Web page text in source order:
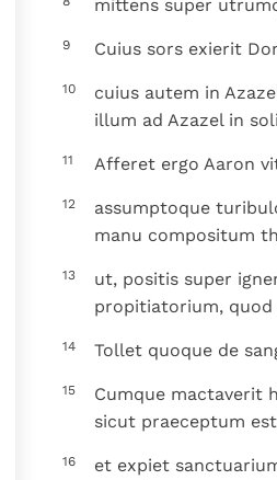
mittens super
9 Cuius sors exierit
10
cuius autem in
illum ad Azazel in
11 Afferet ergo Aaron
12
assumptoque
manu compositum
13
ut, positis super
propitiatorium,
14 Tollet quoque de
15
Cumque mactaverit
sicut praeceptum
16
et expiet